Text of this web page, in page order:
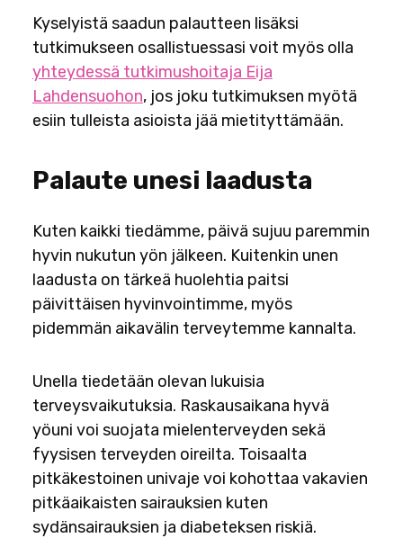
Kyselyistä saadun palautteen lisäksi
tutkimukseen osallistuessasi voit myös olla
yhteydessä tutkimushoitaja Eija
Lahdensuohon, jos joku tutkimuksen myötä
esiin tulleista asioista jää mietityttämään.
Palaute unesi laadusta
Kuten kaikki tiedämme, päivä sujuu paremmin
hyvin nukutun yön jälkeen. Kuitenkin unen
laadusta on tärkeä huolehtia paitsi
päivittäisen hyvinvointimme, myös
pidemmän aikavälin terveytemme kannalta.
Unella tiedetään olevan lukuisia
terveysvaikutuksia. Raskausaikana hyvä
yöuni voi suojata mielenterveyden sekä
fyysisen terveyden oireilta. Toisaalta
pitkäkestoinen univaje voi kohottaa vakavien
pitkäaikaisten sairauksien kuten
sydänsairauksien ja diabeteksen riskiä.